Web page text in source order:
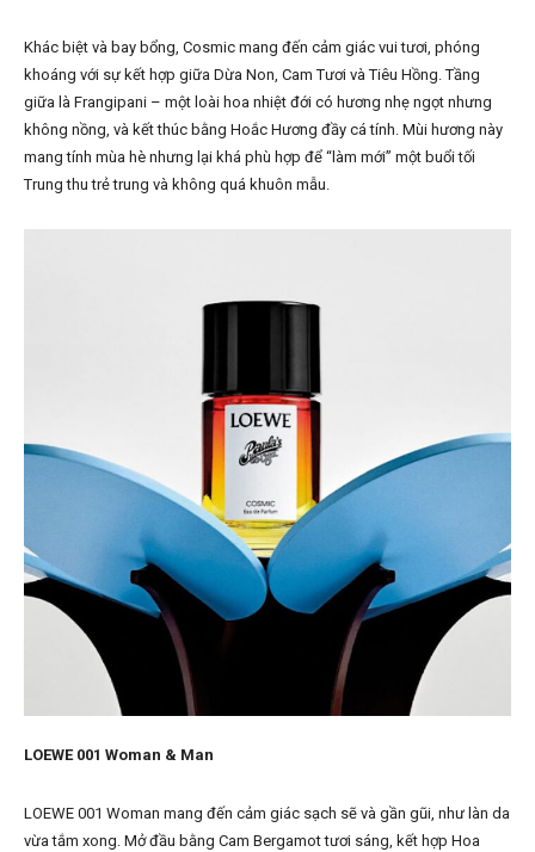
Khác biệt và bay bổng, Cosmic mang đến cảm giác vui tươi, phóng
khoáng với sự kết hợp giữa Dừa Non, Cam Tươi và Tiêu Hồng. Tầng
giữa là Frangipani – một loài hoa nhiệt đới có hương nhẹ ngọt nhưng
không nồng, và kết thúc bằng Hoắc Hương đầy cá tính. Mùi hương này
mang tính mùa hè nhưng lại khá phù hợp để “làm mới” một buổi tối
Trung thu trẻ trung và không quá khuôn mẫu.
LOEWE 001 Woman & Man
LOEWE 001 Woman mang đến cảm giác sạch sẽ và gần gũi, như làn da
vừa tắm xong. Mở đầu bằng Cam Bergamot tươi sáng, kết hợp Hoa